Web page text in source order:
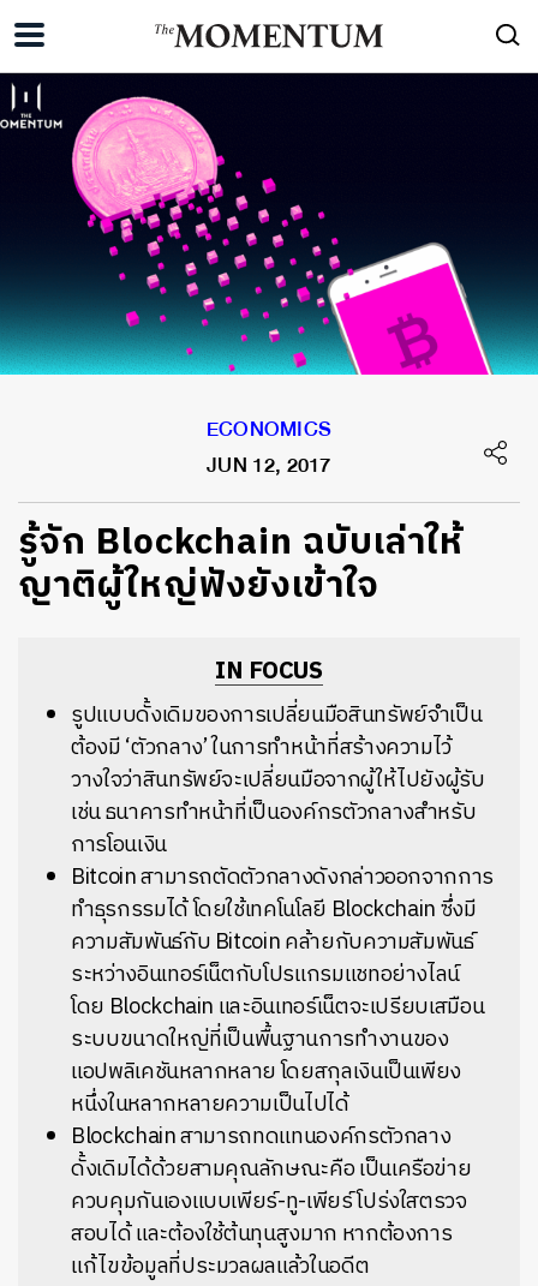
ECONOMICS
JUN 12, 2017
รู้จัก Blockchain ฉบับเล่าให้
ญาติผู้ใหญ่ฟังยังเข้าใจ
IN FOCUS
รูปแบบดั้งเดิมของการเปลี่ยนมือสินทรัพย์จำเป็น
ต้องมี ‘ตัวกลาง’ ในการทำหน้าที่สร้างความไว้
วางใจว่าสินทรัพย์จะเปลี่ยนมือจากผู้ให้ไปยังผู้รับ
เช่น ธนาคารทำหน้าที่เป็นองค์กรตัวกลางสำหรับ
การโอนเงิน
Bitcoin สามารถตัดตัวกลางดังกล่าวออกจากการ
ทำธุรกรรมได้ โดยใช้เทคโนโลยี Blockchain ซึ่งมี
ความสัมพันธ์กับ Bitcoin คล้ายกับความสัมพันธ์
ระหว่างอินเทอร์เน็ตกับโปรแกรมแชทอย่างไลน์
โดย Blockchain และอินเทอร์เน็ตจะเปรียบเสมือน
ระบบขนาดใหญ่ที่เป็นพื้นฐานการทำงานของ
แอปพลิเคชันหลากหลาย โดยสกุลเงินเป็นเพียง
หนึ่งในหลากหลายความเป็นไปได้
Blockchain สามารถทดแทนองค์กรตัวกลาง
ดั้งเดิมได้ด้วยสามคุณลักษณะคือ เป็นเครือข่าย
ควบคุมกันเองแบบเพียร์-ทู-เพียร์ โปร่งใสตรวจ
สอบได้ และต้องใช้ต้นทุนสูงมาก หากต้องการ
แก้ไขข้อมูลที่ประมวลผลแล้วในอดีต